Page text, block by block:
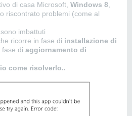
di casa Microsoft, Windows 8,
riscontrato problemi (come al
imbattuti
ricorre in fase di installazione di
di aggiornamento di
come risolverlo..